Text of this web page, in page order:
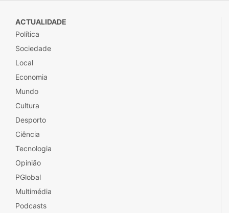
ACTUALIDADE
Política
Sociedade
Local
Economia
Mundo
Cultura
Desporto
Ciência
Tecnologia
Opinião
PGlobal
Multimédia
Podcasts